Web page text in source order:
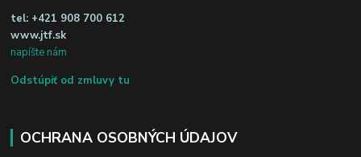
tel: +421 908 700 612
www.jtf.sk
napíšte nám
Odstúpiť od zmluvy tu
OCHRANA OSOBNÝCH ÚDAJOV